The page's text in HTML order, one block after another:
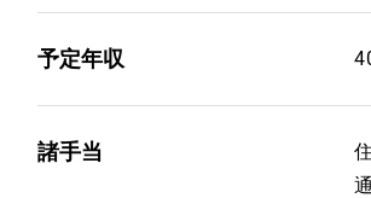
予定年収
諸手当